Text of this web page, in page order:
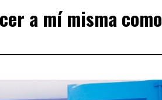
a mí misma como